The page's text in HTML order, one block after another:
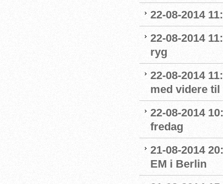
22-08-2014
22-08-2014
ryg
22-08-2014
med videre
22-08-2014
fredag
21-08-2014
EM i Berlin